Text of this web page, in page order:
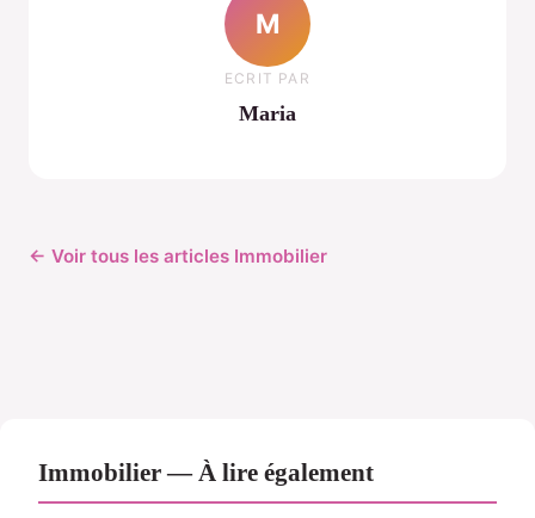
M
ECRIT PAR
Maria
← Voir tous les articles Immobilier
Immobilier — À lire également